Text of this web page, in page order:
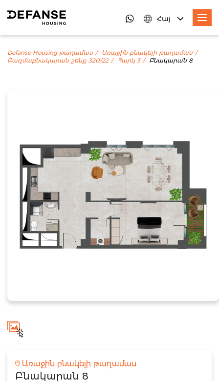
Հայ
Defanse Housing թաղամաս
Առաջին բնակելի թաղամաս
Բազմաբնակարան շենք 320/22
Հարկ 3 Բնակարան 8
Առաջին բնակելի թաղամաս
Բնակարան 8